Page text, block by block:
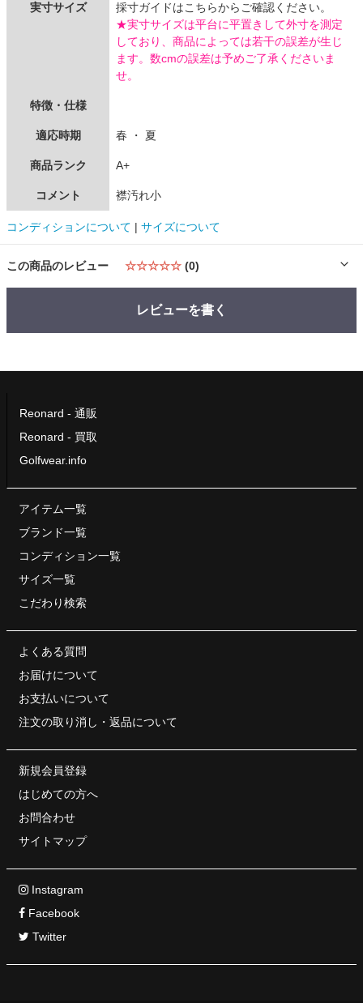
実寸サイズ
採寸ガイドはこちらからご確認ください。
★実寸サイズは平台に平置きして外寸を測定
しており、商品によっては若干の誤差が生じ
ます。数cmの誤差は予めご了承くださいま
せ。
特徴・仕様
適応時期 春 ・ 夏
商品ランク A+
コメント 襟汚れ小
コンディションについて | サイズについて
この商品のレビュー ☆☆☆☆☆ (0)
レビューを書く
Reonard - 通販
Reonard - 買取
Golfwear.info
アイテム一覧
ブランド一覧
コンディション一覧
サイズ一覧
こだわり検索
よくある質問
お届けについて
お支払いについて
注文の取り消し・ 返品について
新規会員登録
はじめての方へ
お問合わせ
サイトマップ
Instagram
Facebook
Twitter